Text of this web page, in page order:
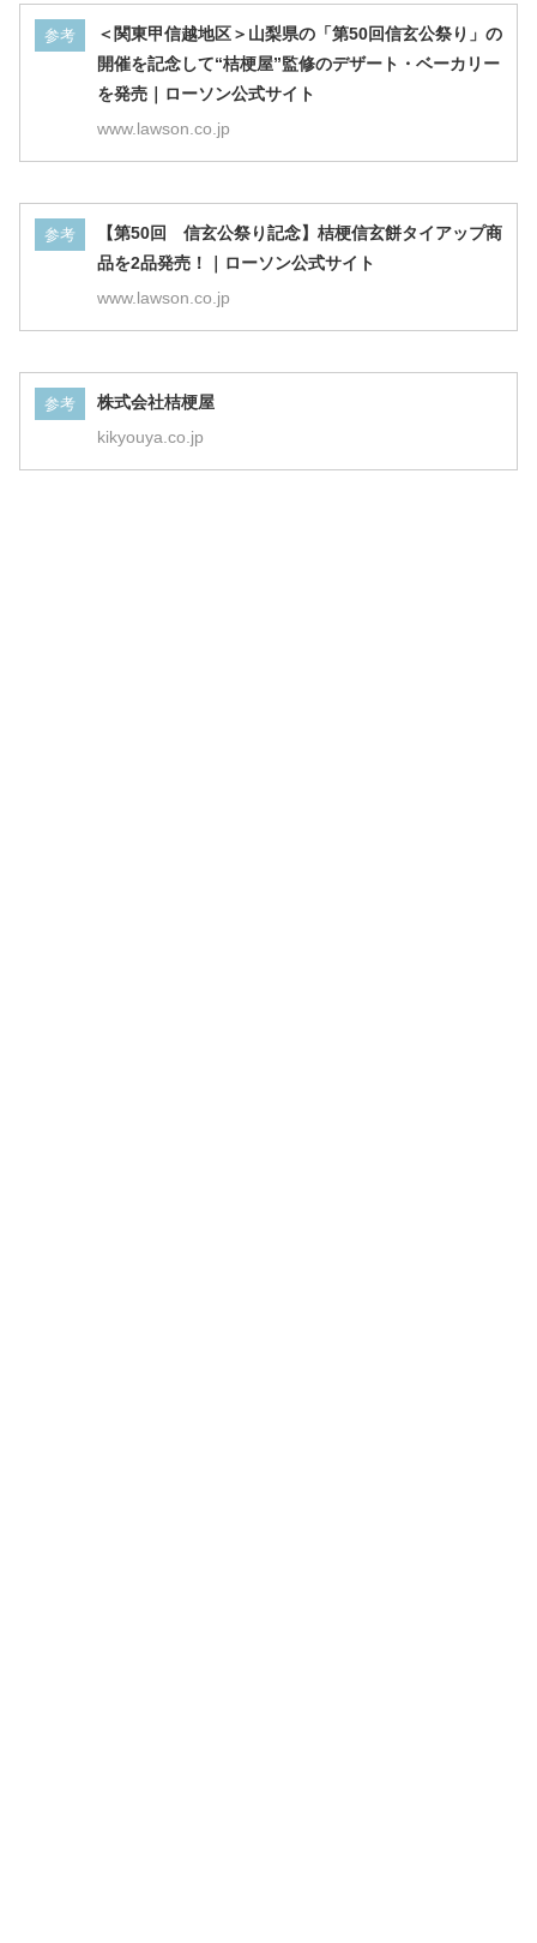
参考
＜関東甲信越地区＞山梨県の「第50回信玄公祭り」の
開催を記念して“桔梗屋”監修のデザート・ベーカリー
を発売｜ローソン公式サイト
www.lawson.co.jp
参考
【第50回 信玄公祭り記念】桔梗信玄餅タイアップ商
品を2品発売！｜ローソン公式サイト
www.lawson.co.jp
参考 株式会社桔梗屋
kikyouya.co.jp